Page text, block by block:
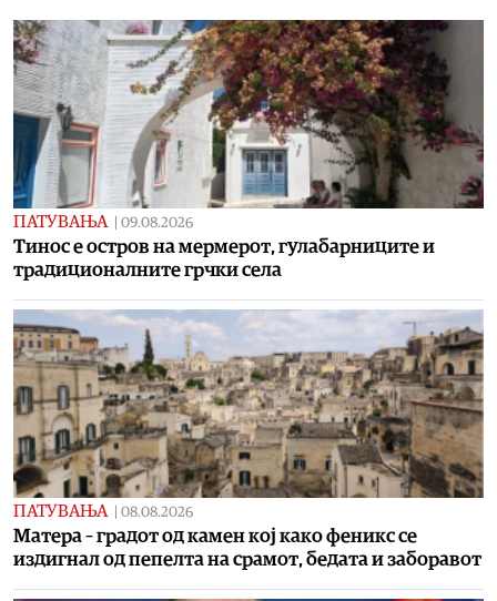
ПАТУВАЊА 09.08.2026
Тинос е остров на мермерот, гулабарниците и
традиционалните грчки села
ПАТУВАЊА 08.08.2026
Матера – градот од камен кој како феникс се
издигнал од пепелта на срамот, бедата и заборавот